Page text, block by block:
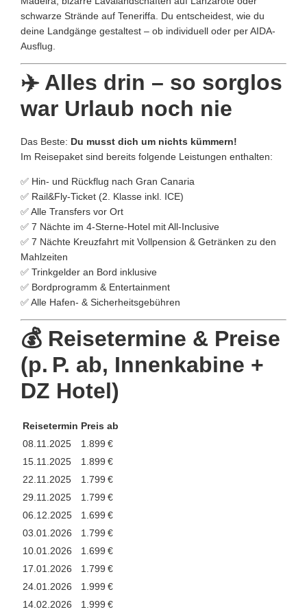
schwarze Strände auf Teneriffa. Du entscheidest, wie du
deine Landgänge gestaltest – ob individuell oder per AIDA-
Ausflug.
✈️ Alles drin – so sorglos
war Urlaub noch nie
Das Beste: Du musst dich um nichts kümmern!
Im Reisepaket sind bereits folgende Leistungen enthalten:
✅ Hin- und Rückflug nach Gran Canaria
✅ Rail&Fly-Ticket (2. Klasse inkl. ICE)
✅ Alle Transfers vor Ort
✅ 7 Nächte im 4-Sterne-Hotel mit All-Inclusive
✅ 7 Nächte Kreuzfahrt mit Vollpension & Getränken zu den
Mahlzeiten
✅ Trinkgelder an Bord inklusive
✅ Bordprogramm & Entertainment
✅ Alle Hafen- & Sicherheitsgebühren
💰 Reisetermine & Preise
(p. P. ab, Innenkabine +
DZ Hotel)
Reisetermin Preis ab
08.11.2025
1.899 €
15.11.2025
1.899 €
22.11.2025
1.799 €
29.11.2025
1.799 €
06.12.2025
1.699 €
03.01.2026
1.799 €
10.01.2026
1.699 €
17.01.2026
1.799 €
24.01.2026
1.999 €
14.02.2026
1.999 €